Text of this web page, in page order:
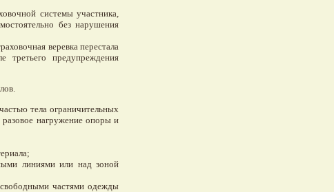
системы участника,
без нарушения
веревка перестала
третьего предупреждения
тела ограничительных
разовое нагружение опоры и
линиями или над зоной
свободными частями одежды